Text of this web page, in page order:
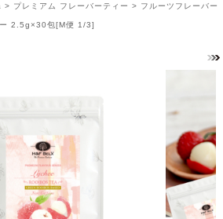
> プレミアム フレーバーティー > フルーツフレーバー
2.5g×30包[M便 1/3]